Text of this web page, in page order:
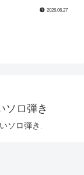
2026.06.27
ソロ弾き
ソロ弾き.